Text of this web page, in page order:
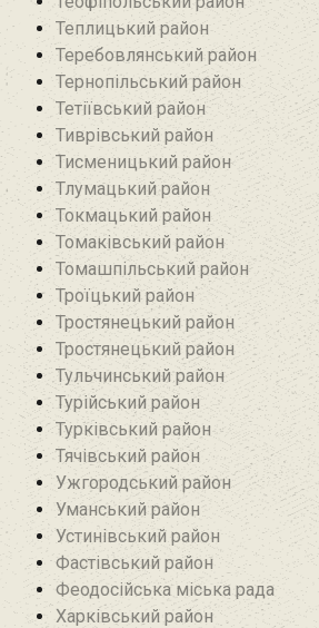
Теплицький район
Теребовлянський район
Тернопільський район
Тетіївський район
Тиврівський район
Тисменицький район
Тлумацький район
Токмацький район
Томаківський район
Томашпільський район
Троїцький район‎
Тростянецький район
Тростянецький район
Тульчинський район
Турійський район
Турківський район
Тячівський район
Ужгородський район
Уманський район
Устинівський район
Фастівський район
Феодосійська міська рада
Харківський район